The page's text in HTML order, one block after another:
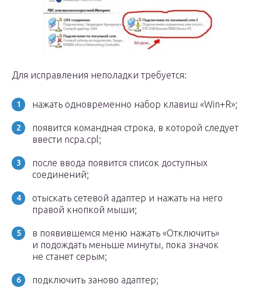
Для исправления неполадки требуется:
нажать одновременно набор клавиш «Win+R»;
появится командная строка, в которой следует
ввести ncpa.cpl;
после ввода появится список доступных
соединений;
отыскать сетевой адаптер и нажать на него
правой кнопкой мыши;
в появившемся меню нажать «Отключить»
и подождать меньше минуты, пока значок
не станет серым;
подключить заново адаптер;